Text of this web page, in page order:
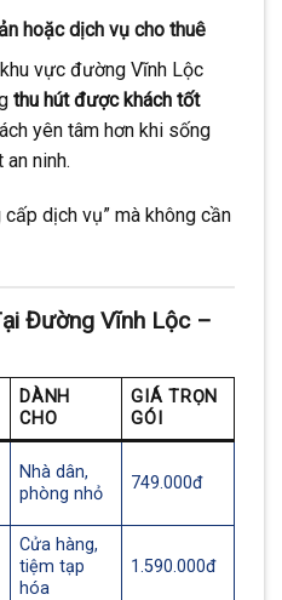
hoặc dịch vụ cho thuê
vực đường Vĩnh Lộc
thu hút được khách tốt
yên tâm hơn khi sống
ninh.
dịch vụ” mà không cần
Đường Vĩnh Lộc –
DÀNH
CHO
GIÁ TRỌN
GÓI
Nhà dân,
phòng nhỏ
749.000đ
Cửa hàng,
tiệm tạp
hóa
1.590.000đ